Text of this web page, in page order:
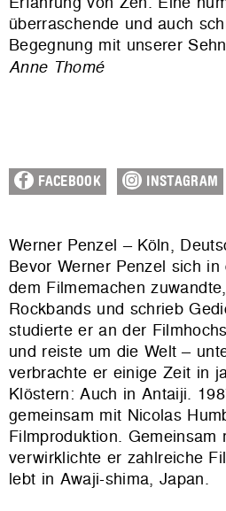
überraschende und auch
Begegnung mit unserer
Anne Thomé
FACEBOOK INSTAGRAM
Werner Penzel – Köln,
Bevor Werner Penzel sich
dem Filmemachen
Rockbands und schrieb
studierte er an der
und reiste um die Welt –
verbrachte er einige Zeit in
Klöstern: Auch in Antaiji.
gemeinsam mit Nicolas
Filmproduktion. Gemeinsam
verwirklichte er zahlreiche
lebt in Awaji-shima, Japan.